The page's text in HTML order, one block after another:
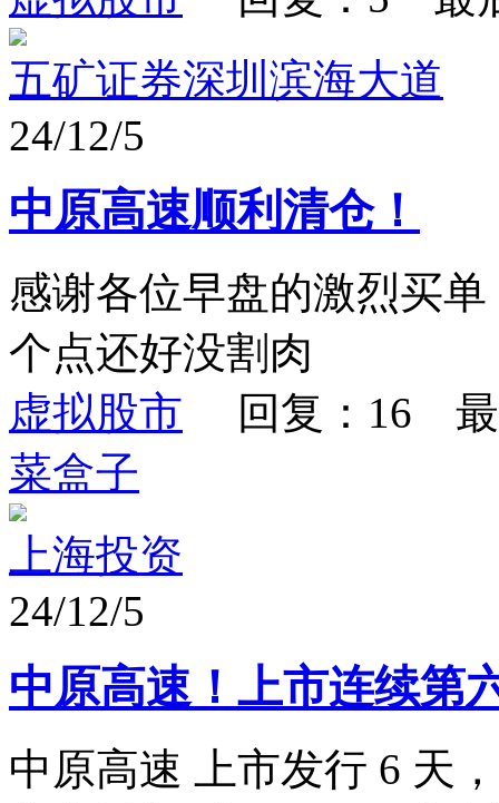
五矿证券深圳滨海大道
24/12/5
中原高速顺利清仓！
感谢各位早盘的激烈买
个点还好没割肉
虚拟股市 回复：16 最
菜盒子
上海投资
24/12/5
中原高速！上市连续第
中原高速 上市发行 6 天